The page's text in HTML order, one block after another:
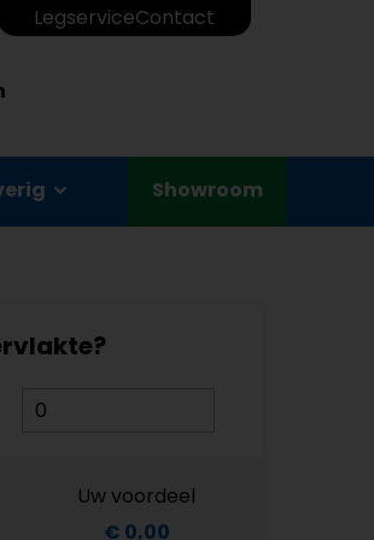
LegserviceContact
Showroom
Uw voordeel
€ 0,00